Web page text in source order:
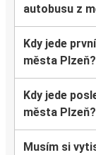
autobusu z
Kdy jede
města Plzeň?
Kdy jede
města Plzeň?
Musím si